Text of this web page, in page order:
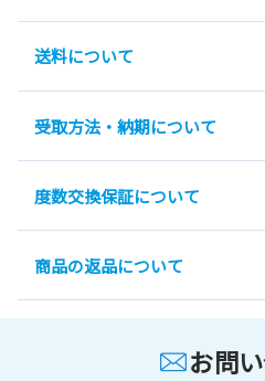
送料について
受取方法・納期について
度数交換保証について
商品の返品について
お問